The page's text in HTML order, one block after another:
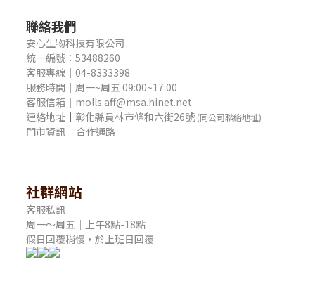
聯絡我們
安心生物科技有限公司
統一編號：53488260
客服專線｜04-8333398
服務時間｜周一~周五 09:00~17:00
客服信箱｜molls.aff@msa.hinet.net
連絡地址 ｜ 彰化縣員林市條和六街26號 (同公司聯絡地址)
門市資訊 合作通路
社群網站
客服私訊
周一～周五｜上午8點-18點
假日回覆稍慢，於上班日回覆